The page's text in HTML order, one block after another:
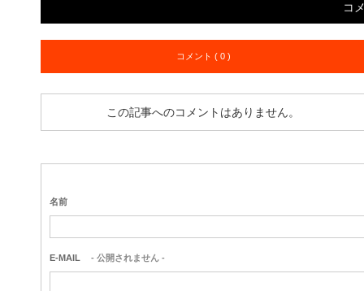
コ
コメント ( 0 )
この記事へのコメントはありません。
名前
E-MAIL - 公開されません -